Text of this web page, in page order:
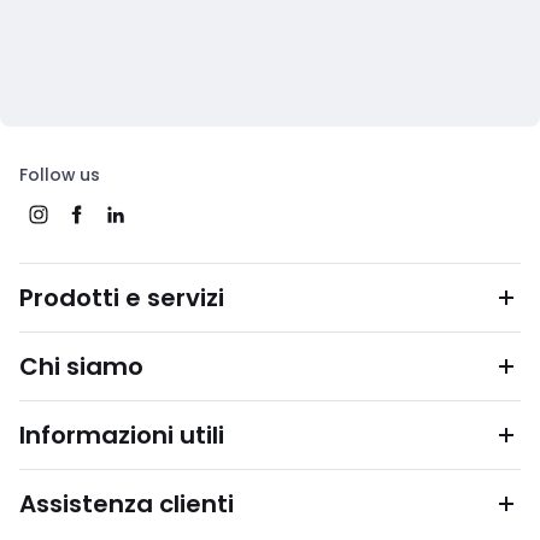
Follow us
Prodotti e servizi
Chi siamo
Informazioni utili
Assistenza clienti